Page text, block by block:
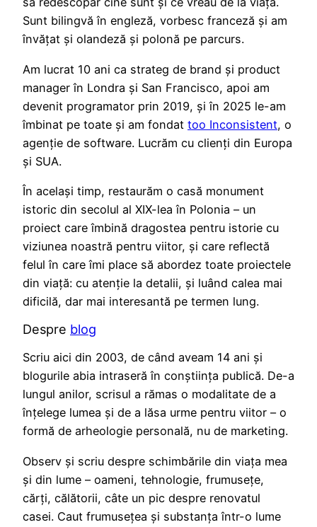
Sunt bilingvă în engleză, vorbesc franceză și am
învățat și olandeză și polonă pe parcurs.
Am lucrat 10 ani ca strateg de brand și product
manager în Londra și San Francisco, apoi am
devenit programator prin 2019, și în 2025 le-am
îmbinat pe toate și am fondat too Inconsistent, o
agenție de software. Lucrăm cu clienți din Europa
și SUA.
În același timp, restaurăm o casă monument
istoric din secolul al XIX-lea în Polonia – un
proiect care îmbină dragostea pentru istorie cu
viziunea noastră pentru viitor, și care reflectă
felul în care îmi place să abordez toate proiectele
din viață: cu atenție la detalii, și luând calea mai
dificilă, dar mai interesantă pe termen lung.
Despre blog
Scriu aici din 2003, de când aveam 14 ani și
blogurile abia intraseră în conștiința publică. De-a
lungul anilor, scrisul a rămas o modalitate de a
înțelege lumea și de a lăsa urme pentru viitor – o
formă de arheologie personală, nu de marketing.
Observ și scriu despre schimbările din viața mea
și din lume – oameni, tehnologie, frumusețe,
cărți, călătorii, câte un pic despre renovatul
casei. Caut frumusețea și substanța într-o lume